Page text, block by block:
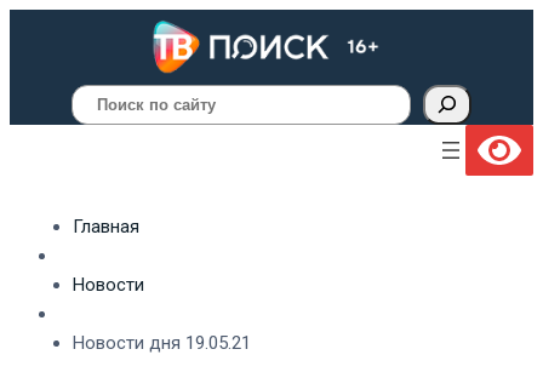
Поиск
Главная
Новости
Новости дня 19.05.21